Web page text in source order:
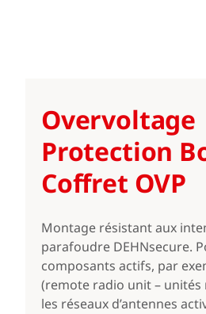
Overvoltage
Protection
Coffret OVP
Montage résistant aux
parafoudre DEHNsecure.
composants actifs, par
(remote radio unit – unités
les réseaux d’antennes